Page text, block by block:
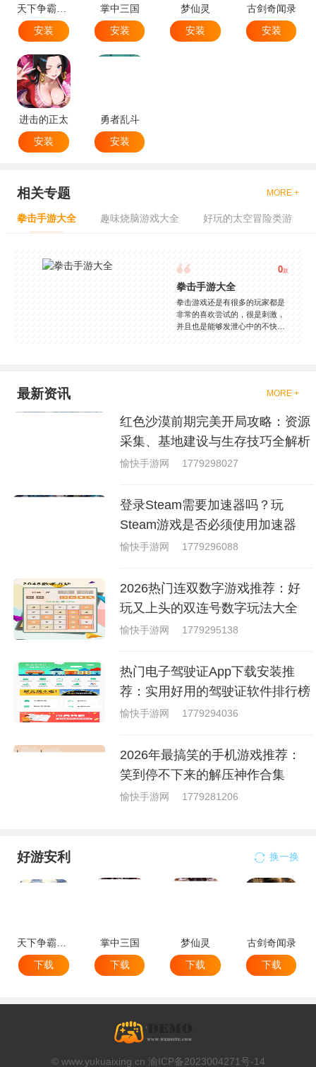
天下争霸三国志
安装
掌中三国
安装
梦仙灵
安装
古剑奇闻录
安装
进击的正太
安装
勇者乱斗
安装
相关专题 MORE +
拳击手游大全 趣味烧脑游戏大全 好玩的太空冒险类游
0款
拳击手游大全
拳击游戏还是有很多的玩家都是
非常的喜欢尝试的，很是刺激，
并且也是能够发泄心中的不快
够去进行体验的，我们也是能够
就是收集了一些有意思的拳击游
戏，相信你们一定会喜欢的。
最新资讯 MORE +
红色沙漠前期完美开局攻略：资源
采集、基地建设与生存技巧全解析
愉快手游网 1779298027
登录Steam需要加速器吗？玩
Steam游戏是否必须使用加速器
愉快手游网 1779296088
2026热门连双数字游戏推荐：好
玩又上头的双连号数字玩法大全
愉快手游网 1779295138
热门电子驾驶证App下载安装推
荐：实用好用的驾驶证软件排行榜
愉快手游网 1779294036
2026年最搞笑的手机游戏推荐：
笑到停不下来的解压神作合集
愉快手游网 1779281206
好游安利 换一换
天下争霸三国志
下载
掌中三国
下载
梦仙灵
下载
古剑奇闻录
下载
© www.yukuaixing.cn 渝ICP备2023004271号-14